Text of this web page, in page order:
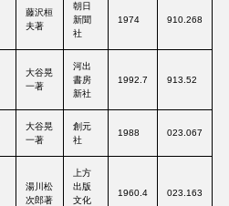
藤沢桓
夫著
朝日
新聞
社
1974 910.268
大谷晃
一著
河出
書房
新社
1992.7 913.52
大谷晃
一著
創元
社
1988 023.067
湯川松
次郎著
上方
出版
文化
1960.4 023.163